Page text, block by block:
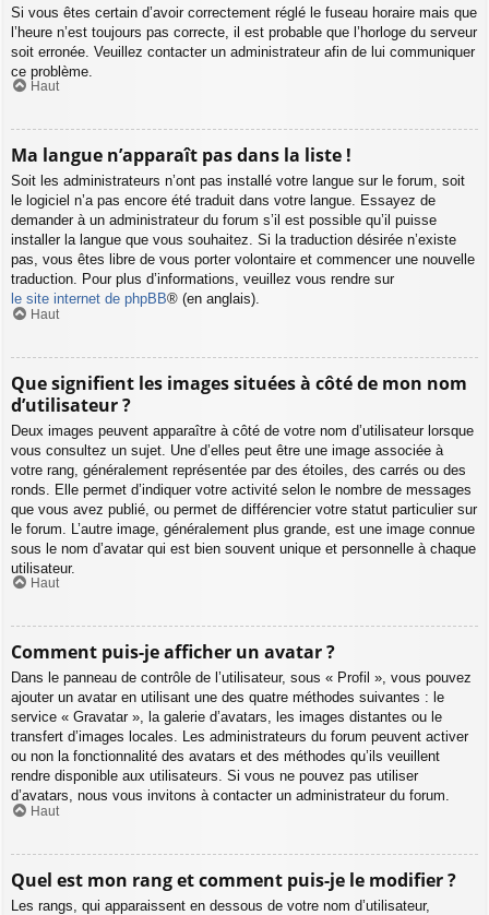
Si vous êtes certain d’avoir correctement réglé le fuseau horaire mais que
l’heure n’est toujours pas correcte, il est probable que l’horloge du serveur
soit erronée. Veuillez contacter un administrateur afin de lui communiquer
ce problème.
Haut
Ma langue n’apparaît pas dans la liste !
Soit les administrateurs n’ont pas installé votre langue sur le forum, soit
le logiciel n’a pas encore été traduit dans votre langue. Essayez de
demander à un administrateur du forum s’il est possible qu’il puisse
installer la langue que vous souhaitez. Si la traduction désirée n’existe
pas, vous êtes libre de vous porter volontaire et commencer une nouvelle
traduction. Pour plus d’informations, veuillez vous rendre sur
le site internet de phpBB® (en anglais).
Haut
Que signifient les images situées à côté de mon nom
d’utilisateur ?
Deux images peuvent apparaître à côté de votre nom d’utilisateur lorsque
vous consultez un sujet. Une d’elles peut être une image associée à
votre rang, généralement représentée par des étoiles, des carrés ou des
ronds. Elle permet d’indiquer votre activité selon le nombre de messages
que vous avez publié, ou permet de différencier votre statut particulier sur
le forum. L’autre image, généralement plus grande, est une image connue
sous le nom d’avatar qui est bien souvent unique et personnelle à chaque
utilisateur.
Haut
Comment puis-je afficher un avatar ?
Dans le panneau de contrôle de l’utilisateur, sous « Profil », vous pouvez
ajouter un avatar en utilisant une des quatre méthodes suivantes : le
service « Gravatar », la galerie d’avatars, les images distantes ou le
transfert d’images locales. Les administrateurs du forum peuvent activer
ou non la fonctionnalité des avatars et des méthodes qu’ils veuillent
rendre disponible aux utilisateurs. Si vous ne pouvez pas utiliser
d’avatars, nous vous invitons à contacter un administrateur du forum.
Haut
Quel est mon rang et comment puis-je le modifier ?
Les rangs, qui apparaissent en dessous de votre nom d’utilisateur,